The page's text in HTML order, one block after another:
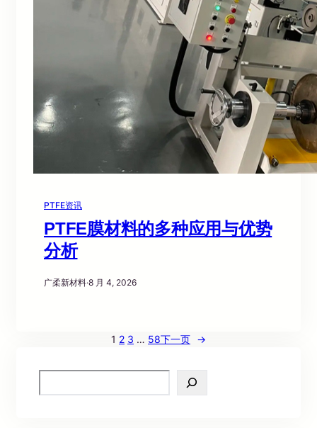
PTFE资讯
PTFE膜材料的多种应用与优势
分析
广柔新材料·8 月 4, 2026
1 2 3 … 58下一页 →
e